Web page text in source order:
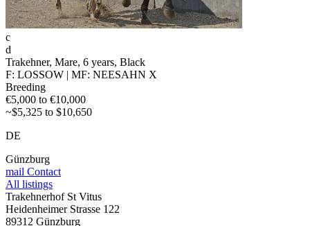
c
d
Trakehner, Mare, 6 years, Black
F: LOSSOW | MF: NEESAHN X
Breeding
€5,000 to €10,000
~$5,325 to $10,650
DE
Günzburg
mail Contact
All listings
Trakehnerhof St Vitus
Heidenheimer Strasse 122
89312 Günzburg